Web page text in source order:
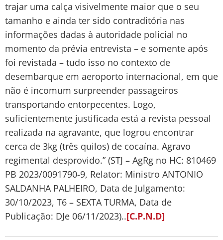
trajar uma calça visivelmente maior que o seu
tamanho e ainda ter sido contraditória nas
informações dadas à autoridade policial no
momento da prévia entrevista – e somente após
foi revistada – tudo isso no contexto de
desembarque em aeroporto internacional, em que
não é incomum surpreender passageiros
transportando entorpecentes. Logo,
suficientemente justificada está a revista pessoal
realizada na agravante, que logrou encontrar
cerca de 3kg (três quilos) de cocaína. Agravo
regimental desprovido.” (STJ – AgRg no HC: 810469
PB 2023/0091790-9, Relator: Ministro ANTONIO
SALDANHA PALHEIRO, Data de Julgamento:
30/10/2023, T6 – SEXTA TURMA, Data de
Publicação: DJe 06/11/2023)..[C.P.N.D]